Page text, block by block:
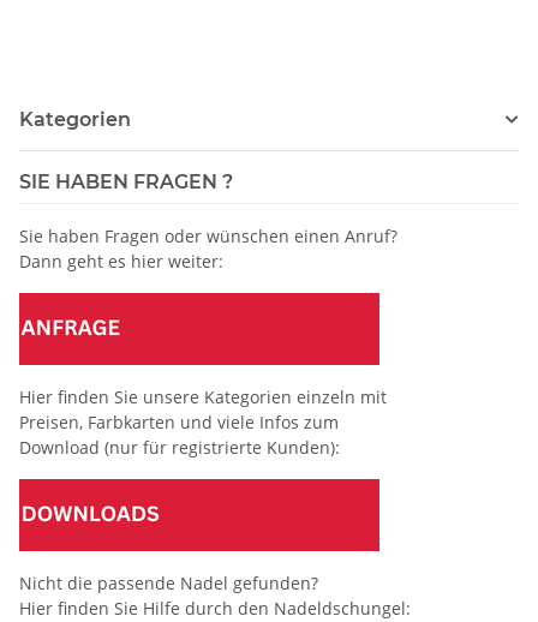
Kategorien
SIE HABEN FRAGEN ?
Sie haben Fragen oder wünschen einen Anruf?
Dann geht es hier weiter:
Hier finden Sie unsere Kategorien einzeln mit
Preisen, Farbkarten und viele Infos zum
Download (nur für registrierte Kunden):
Nicht die passende Nadel gefunden?
Hier finden Sie Hilfe durch den Nadeldschungel: